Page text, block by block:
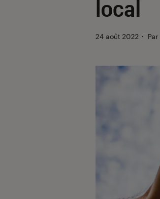
local
24 août 2022 ・ Par